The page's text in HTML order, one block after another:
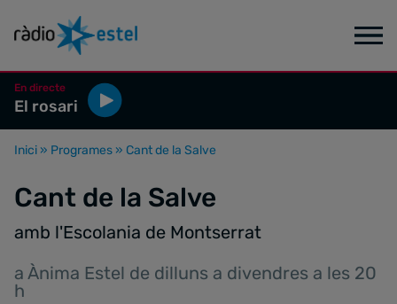
En directe
El rosari
Inici » Programes » Cant de la Salve
Cant de la Salve
amb l'Escolania de Montserrat
a Ànima Estel de dilluns a divendres a les 20
h